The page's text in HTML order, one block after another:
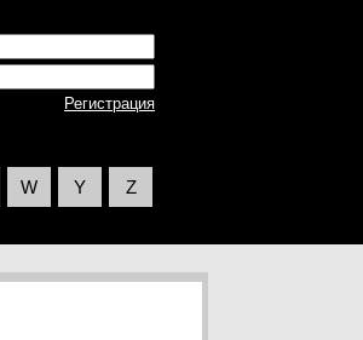
Регистрация
W Y Z